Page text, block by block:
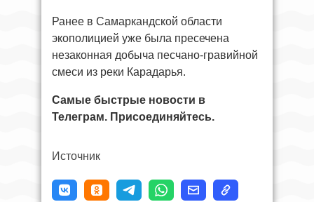
Ранее в Самаркандской области
экополицией уже была пресечена
незаконная добыча песчано-гравийной
смеси из реки Карадарья.
Самые быстрые новости в
Телеграм. Присоединяйтесь.
Источник